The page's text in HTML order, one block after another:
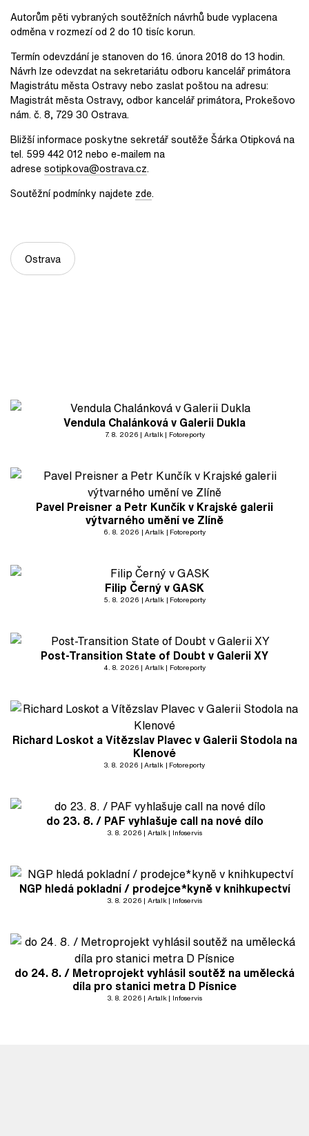
Autorům pěti vybraných soutěžních návrhů bude vyplacena
odměna v rozmezí od 2 do 10 tisíc korun.
Termín odevzdání je stanoven do 16. února 2018 do 13 hodin.
Návrh lze odevzdat na sekretariátu odboru kancelář primátora
Magistrátu města Ostravy nebo zaslat poštou na adresu:
Magistrát města Ostravy, odbor kancelář primátora, Prokešovo
nám. č. 8, 729 30 Ostrava.
Bližší informace poskytne sekretář soutěže Šárka Otipková na
tel. 599 442 012 nebo e-mailem na
adresesotipkova@ostrava.cz.
Soutěžní podmínky najdete zde.
Ostrava
Vendula Chalánková v Galerii Dukla
7. 8. 2026 Artalk Fotoreporty
Pavel Preisner a Petr Kunčík v Krajské galerii
výtvarného umění ve Zlíně
6. 8. 2026 Artalk Fotoreporty
Filip Černý v GASK
5. 8. 2026 Artalk Fotoreporty
Post-Transition State of Doubt v Galerii XY
4. 8. 2026 Artalk Fotoreporty
Richard Loskot a Vítězslav Plavec v Galerii Stodola na
Klenové
3. 8. 2026 Artalk Fotoreporty
do 23. 8. / PAF vyhlašuje call na nové dílo
3. 8. 2026 Artalk Infoservis
NGP hledá pokladní / prodejce*kyně v knihkupectví
3. 8. 2026 Artalk Infoservis
do 24. 8. / Metroprojekt vyhlásil soutěž na umělecká
díla pro stanici metra D Písnice
3. 8. 2026 Artalk Infoservis